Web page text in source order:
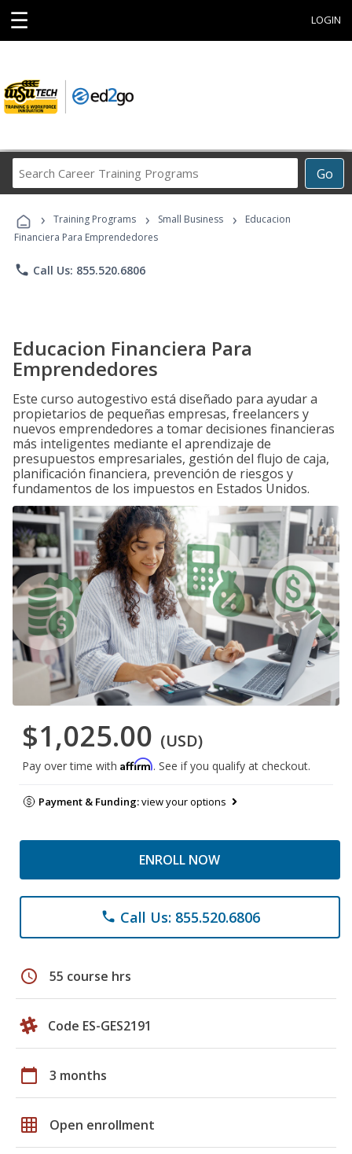
☰ LOGIN
Go
Career
Programs
› Training Programs › Small Business ›
Educacion
Financiera Para Emprendedores
phone Call Us: 855.520.6806
Educacion Financiera Para
Emprendedores
Este curso autogestivo está diseñado para ayudar a
propietarios de pequeñas empresas, freelancers y
nuevos emprendedores a tomar decisiones financieras
más inteligentes mediante el aprendizaje de
presupuestos empresariales, gestión del flujo de caja,
planificación financiera, prevención de riesgos y
fundamentos de los impuestos en Estados Unidos.
$1,025.00 (USD)
Pay over time with Affirm. See if you qualify at checkout.
Payment & Funding:view your options
ENROLL NOW
phone Call Us: 855.520.6806
schedule 55 course hrs
Code ES-GES2191
calendar_today 3 months
grid_on Open enrollment